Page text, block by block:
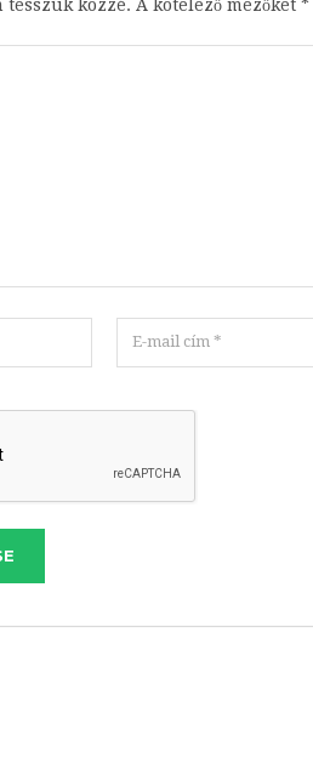
tesszük közzé. A kötelező mezőket *